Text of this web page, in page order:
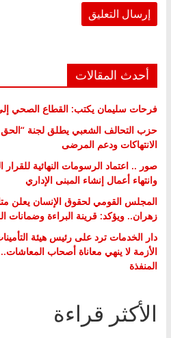
أحدث المقالات
فرحات سليمان يكتب: القطاع الصحي
حزب التحالف الشعبي يطلق لجنة
الانتهاكات ودعم المرضى
صور .. اعتماد الرسومات النهائية للقرار
وانتهاء أعمال إنشاء المبنى الإداري
المجلس القومي لحقوق الإنسان يعلن
زهران.. ويؤكد: قرينة البراءة وضمانات
دار الخدمات ترد على رئيس هيئة
الأزمة لا ينهي معاناة أصحاب
المنفذة
الأكثر قراءة